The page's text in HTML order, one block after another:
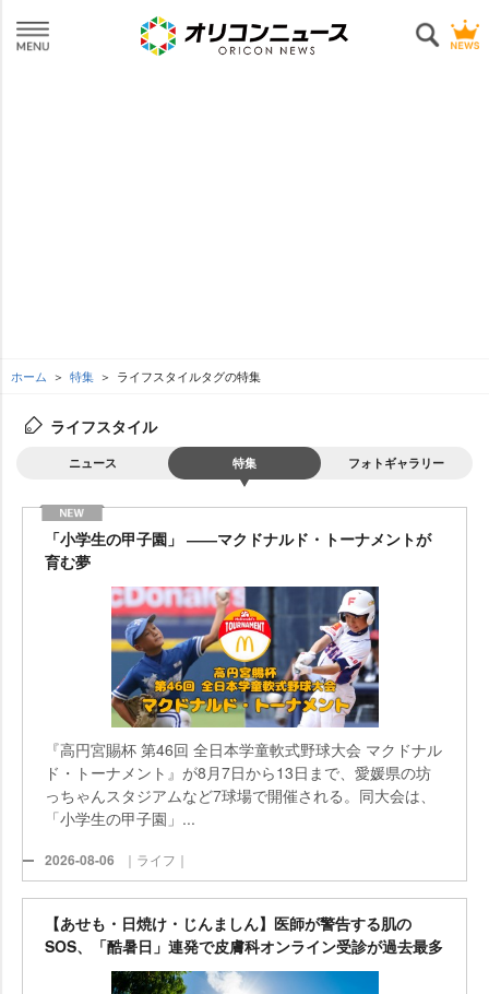
ホーム 特集 ライフスタイルタグの特集
ライフスタイル
ニュース 特集 フォトギャラリー
「小学生の甲子園」 ――マクドナルド・トーナメントが
育む夢
『高円宮賜杯 第46回 全日本学童軟式野球大会 マクドナル
ド・トーナメント』が8月7日から13日まで、愛媛県の坊
っちゃんスタジアムなど7球場で開催される。同大会は、
「小学生の甲子園」...
2026-08-06 ｜ライフ｜
【あせも・日焼け・じんましん】医師が警告する肌の
SOS、「酷暑日」連発で皮膚科オンライン受診が過去最多